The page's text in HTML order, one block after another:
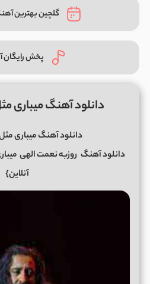
گلچین بهترین
پخش رایگان
دانلود آهنگ میباری
دانلود آهنگ میباری
دانلود آهنگ روزبه نعمت الهی
آنلاین}